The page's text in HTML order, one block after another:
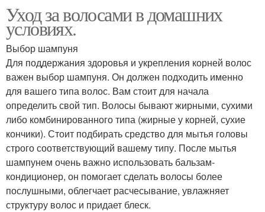
Уход за волосами в домашних
условиях.
Выбор шампуня
Для поддержания здоровья и укрепления корней волос
важен выбор шампуня. Он должен подходить именно
для вашего типа волос. Вам стоит для начала
определить свой тип. Волосы бывают жирными, сухими
либо комбинированного типа (жирные у корней, сухие
кончики). Стоит подбирать средство для мытья головы
строго соответствующий вашему типу. После мытья
шампунем очень важно использовать бальзам-
кондиционер, он помогает сделать волосы более
послушными, облегчает расчесывание, увлажняет
структуру волос и придает блеск.